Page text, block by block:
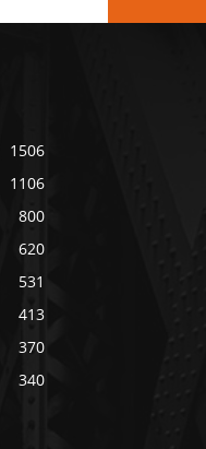
1506
1106
800
620
531
413
370
340